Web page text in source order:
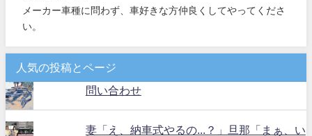
メーカー車種に問わず、車好きな方仲良くしてやってくださ
い。
人気の投稿とページ
問い合わせ
妻「え、納車式やるの...？」旦那「まぁ、い